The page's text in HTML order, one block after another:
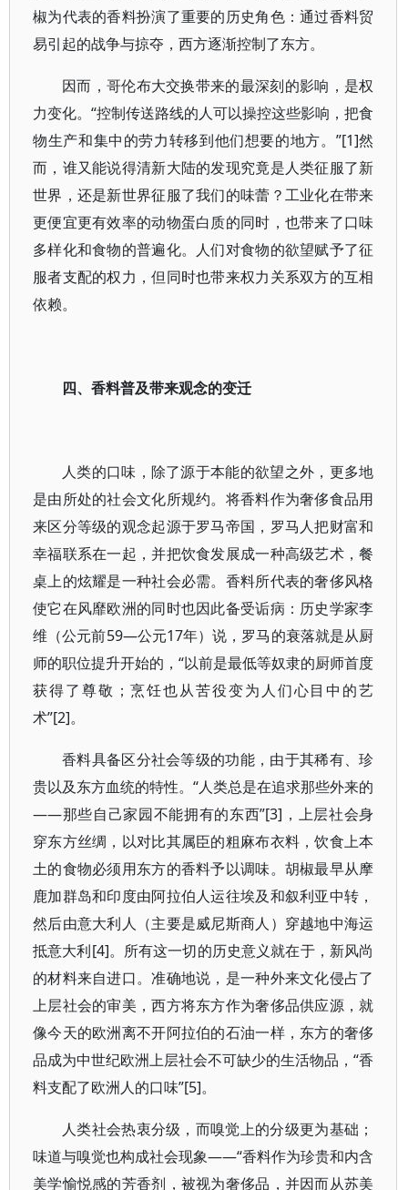
椒为代表的香料扮演了重要的历史角色：通过香料贸
易引起的战争与掠夺，西方逐渐控制了东方。
因而，哥伦布大交换带来的最深刻的影响，是权
力变化。“控制传送路线的人可以操控这些影响，把食
物生产和集中的劳力转移到他们想要的地方。”[1]然
而，谁又能说得清新大陆的发现究竟是人类征服了新
世界，还是新世界征服了我们的味蕾？工业化在带来
更便宜更有效率的动物蛋白质的同时，也带来了口味
多样化和食物的普遍化。人们对食物的欲望赋予了征
服者支配的权力，但同时也带来权力关系双方的互相
依赖。
四、香料普及带来观念的变迁
人类的口味，除了源于本能的欲望之外，更多地
是由所处的社会文化所规约。将香料作为奢侈食品用
来区分等级的观念起源于罗马帝国，罗马人把财富和
幸福联系在一起，并把饮食发展成一种高级艺术，餐
桌上的炫耀是一种社会必需。香料所代表的奢侈风格
使它在风靡欧洲的同时也因此备受诟病：历史学家李
维（公元前59—公元17年）说，罗马的衰落就是从厨
师的职位提升开始的，“以前是最低等奴隶的厨师首度
获得了尊敬；烹饪也从苦役变为人们心目中的艺
术”[2]。
香料具备区分社会等级的功能，由于其稀有、珍
贵以及东方血统的特性。“人类总是在追求那些外来的
——那些自己家园不能拥有的东西”[3]，上层社会身
穿东方丝绸，以对比其属臣的粗麻布衣料，饮食上本
土的食物必须用东方的香料予以调味。胡椒最早从摩
鹿加群岛和印度由阿拉伯人运往埃及和叙利亚中转，
然后由意大利人（主要是威尼斯商人）穿越地中海运
抵意大利[4]。所有这一切的历史意义就在于，新风尚
的材料来自进口。准确地说，是一种外来文化侵占了
上层社会的审美，西方将东方作为奢侈品供应源，就
像今天的欧洲离不开阿拉伯的石油一样，东方的奢侈
品成为中世纪欧洲上层社会不可缺少的生活物品，“香
料支配了欧洲人的口味”[5]。
人类社会热衷分级，而嗅觉上的分级更为基础；
味道与嗅觉也构成社会现象——“香料作为珍贵和内含
美学愉悦感的芳香剂，被视为奢侈品，并因而从苏美